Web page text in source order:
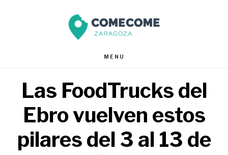
página
MENU
Las FoodTrucks del
Ebro vuelven estos
pilares del 3 al 13 de